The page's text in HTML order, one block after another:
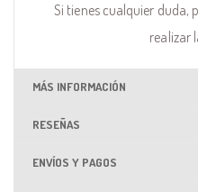
Si tienes cualquier duda,
realizar
MÁS INFORMACIÓN
RESEÑAS
ENVÍOS Y PAGOS